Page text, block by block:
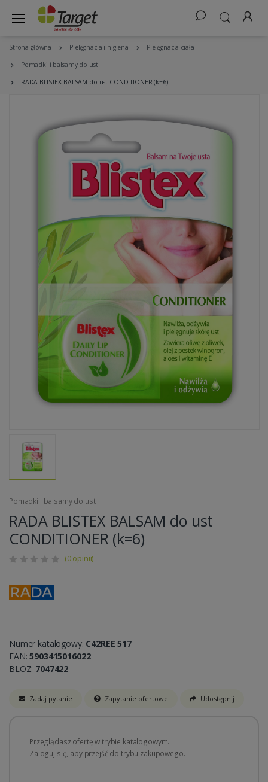
Strona główna Pielęgnacja i higiena Pielęgnacja ciała
Pomadki i balsamy do ust
RADA BLISTEX BALSAM do ust CONDITIONER (k=6)
Pomadki i balsamy do ust
RADA BLISTEX BALSAM do ust
CONDITIONER (k=6)
(0 opinii)
Numer katalogowy: C42REE 517
EAN:5903415016022
BLOZ: 7047422
Zadaj pytanie Zapytanie ofertowe Udostępnij
Przeglądasz ofertę w trybie katalogowym.
Zaloguj się, aby przejść do trybu zakupowego.